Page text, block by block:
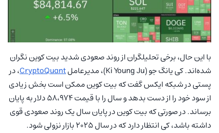
با این حال، برخی تحلیلگران از روند صعودی شدید بیت کوین نگران
شده‌اند. کی یانگ جو (Ki Young Ju)، مدیرعامل
CryptoQuant، در
پستی در شبکه ایکس گفت که بیت کوین ممکن است بخش زیادی
از سود خود را از دست بدهد و سال را با قیمت ۵۸،۹۷۴ دلار به پایان
برساند. در صورتی که بیت کوین در پایان سال یک روند صعودی قوی
داشته باشد، کی انتظار دارد که در سال ۲۰۲۵ بازار نزولی شود.